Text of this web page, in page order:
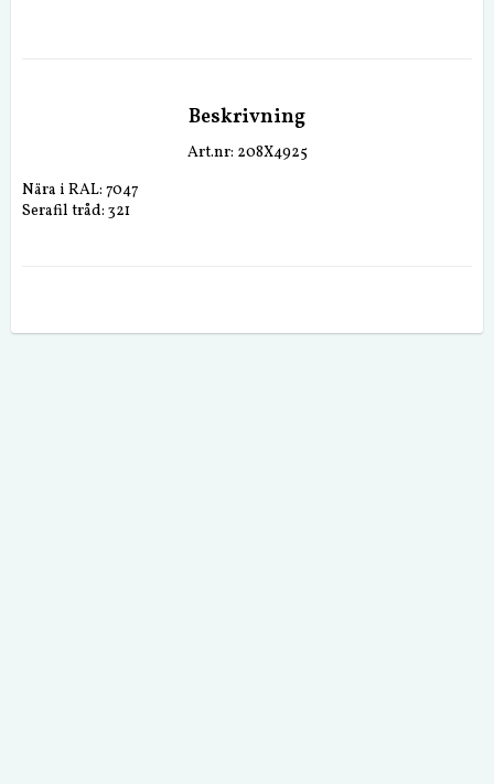
Beskrivning
Art.nr: 208X4925
Nära i RAL: 7047
Serafil tråd: 321